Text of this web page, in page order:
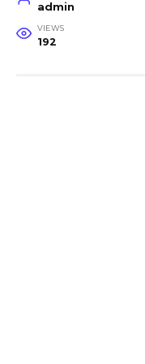
admin
VIEWS
192